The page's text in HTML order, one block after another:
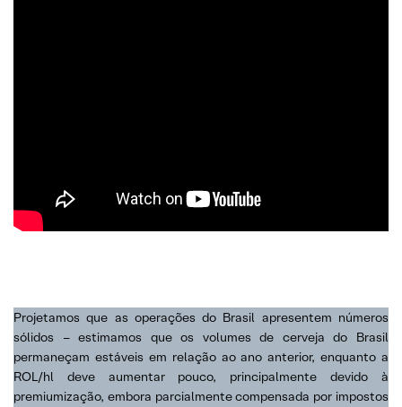
Projetamos que as operações do Brasil apresentem números
sólidos – estimamos que os volumes de cerveja do Brasil
permaneçam estáveis em relação ao ano anterior, enquanto a
ROL/hl deve aumentar pouco, principalmente devido à
premiumização, embora parcialmente compensada por impostos